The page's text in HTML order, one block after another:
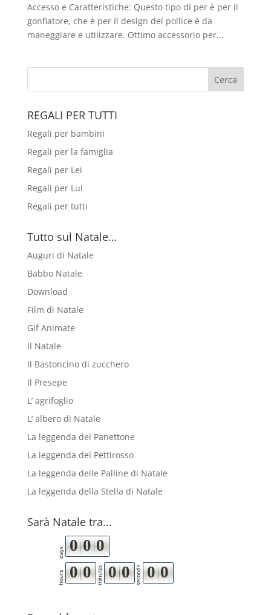
Accesso e Caratteristiche: Questo tipo di per è per il
gonfiatore, che è per Il design del pollice è da
maneggiare e utilizzare. Ottimo accessorio per...
REGALI PER TUTTI
Regali per bambini
Regali per la famiglia
Regali per Lei
Regali per Lui
Regali per tutti
Tutto sul Natale…
Auguri di Natale
Babbo Natale
Download
Film di Natale
Gif Animate
Il Natale
Il Bastoncino di zucchero
Il Presepe
L’ agrifoglio
L’ albero di Natale
La leggenda del Panettone
La leggenda del Pettirosso
La leggenda delle Palline di Natale
La leggenda della Stella di Natale
Sarà Natale tra...
days 0 0 0
hours 0 0 minutes 0 0 seconds 0 0